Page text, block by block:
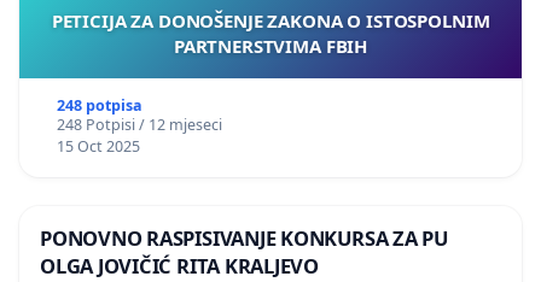
PETICIJA ZA DONOŠENJE ZAKONA O ISTOSPOLNIM
PARTNERSTVIMA FBIH
248 potpisa
248 Potpisi / 12 mjeseci
15 Oct 2025
PONOVNO RASPISIVANJE KONKURSA ZA PU
OLGA JOVIČIĆ RITA KRALJEVO